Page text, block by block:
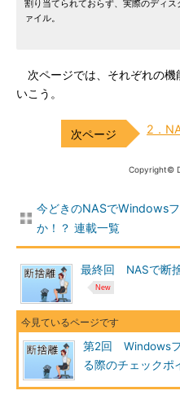
割り当てられておらず、実際のディ
ァイル。
次ページでは、それぞれの機
いこう。
2．
Copyright©
今どきのNASでWindows
か！？ 連載一覧
最終回 NASで断
第2回 Windows
る際のチェックポ